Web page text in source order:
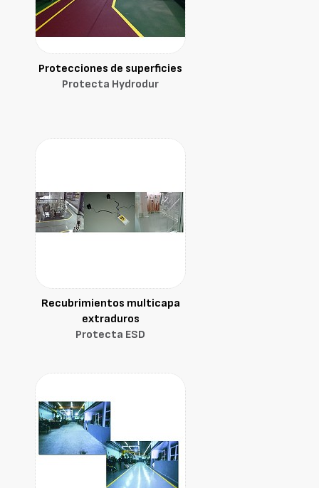
Protecciones de superficies
Protecta Hydrodur
Recubrimientos multicapa
extraduros
Protecta ESD